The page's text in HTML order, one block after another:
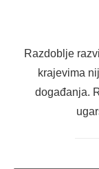
Razdoblje
krajevima
događanja.